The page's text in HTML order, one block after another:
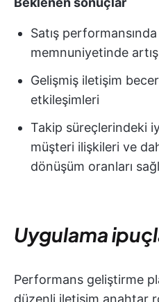
Satış
memnuniyetinde artış
Gelişmiş iletişim
etkileşimleri
Takip süreçlerindeki
müşteri ilişkileri ve
dönüşüm oranları
Uygulama
Performans geliştirme
düzenli iletişim anahtar